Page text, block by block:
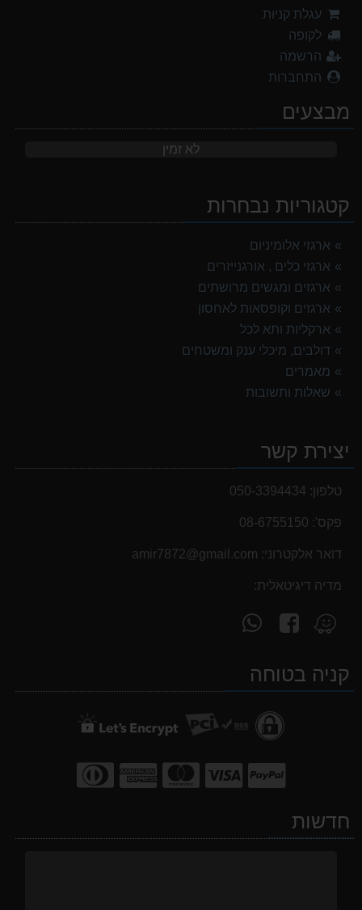
עגלת קניות
לקופה
הרשמה
התחברות
מבצעים
לא זמין
קטגוריות נבחרות
ארגזי אלומיניום
ארגזי כלים , אורגנייזרים
ארגזים ומגשים מרושתים
ארגזים וקופסאות לאחסון
ארקליות ותא לכל
דולבים, מיכלי ענק ומשטחים
מאמרים
שאלות ותשובות
יצירת קשר
טלפון: 050-3394434
פקס': 08-6755150
דואר אלקטרוני: ‫amir7872@gmail.com‬
מדיה דיגיטאלית:
מצא
אותנו
Waze
עקוב
אחרינו
facebookקניה בטוחה
חדשות